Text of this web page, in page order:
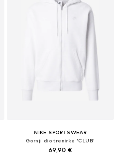
NIKE SPORTSWEAR
Gornji dio trenirke 'CLUB'
69,90 €